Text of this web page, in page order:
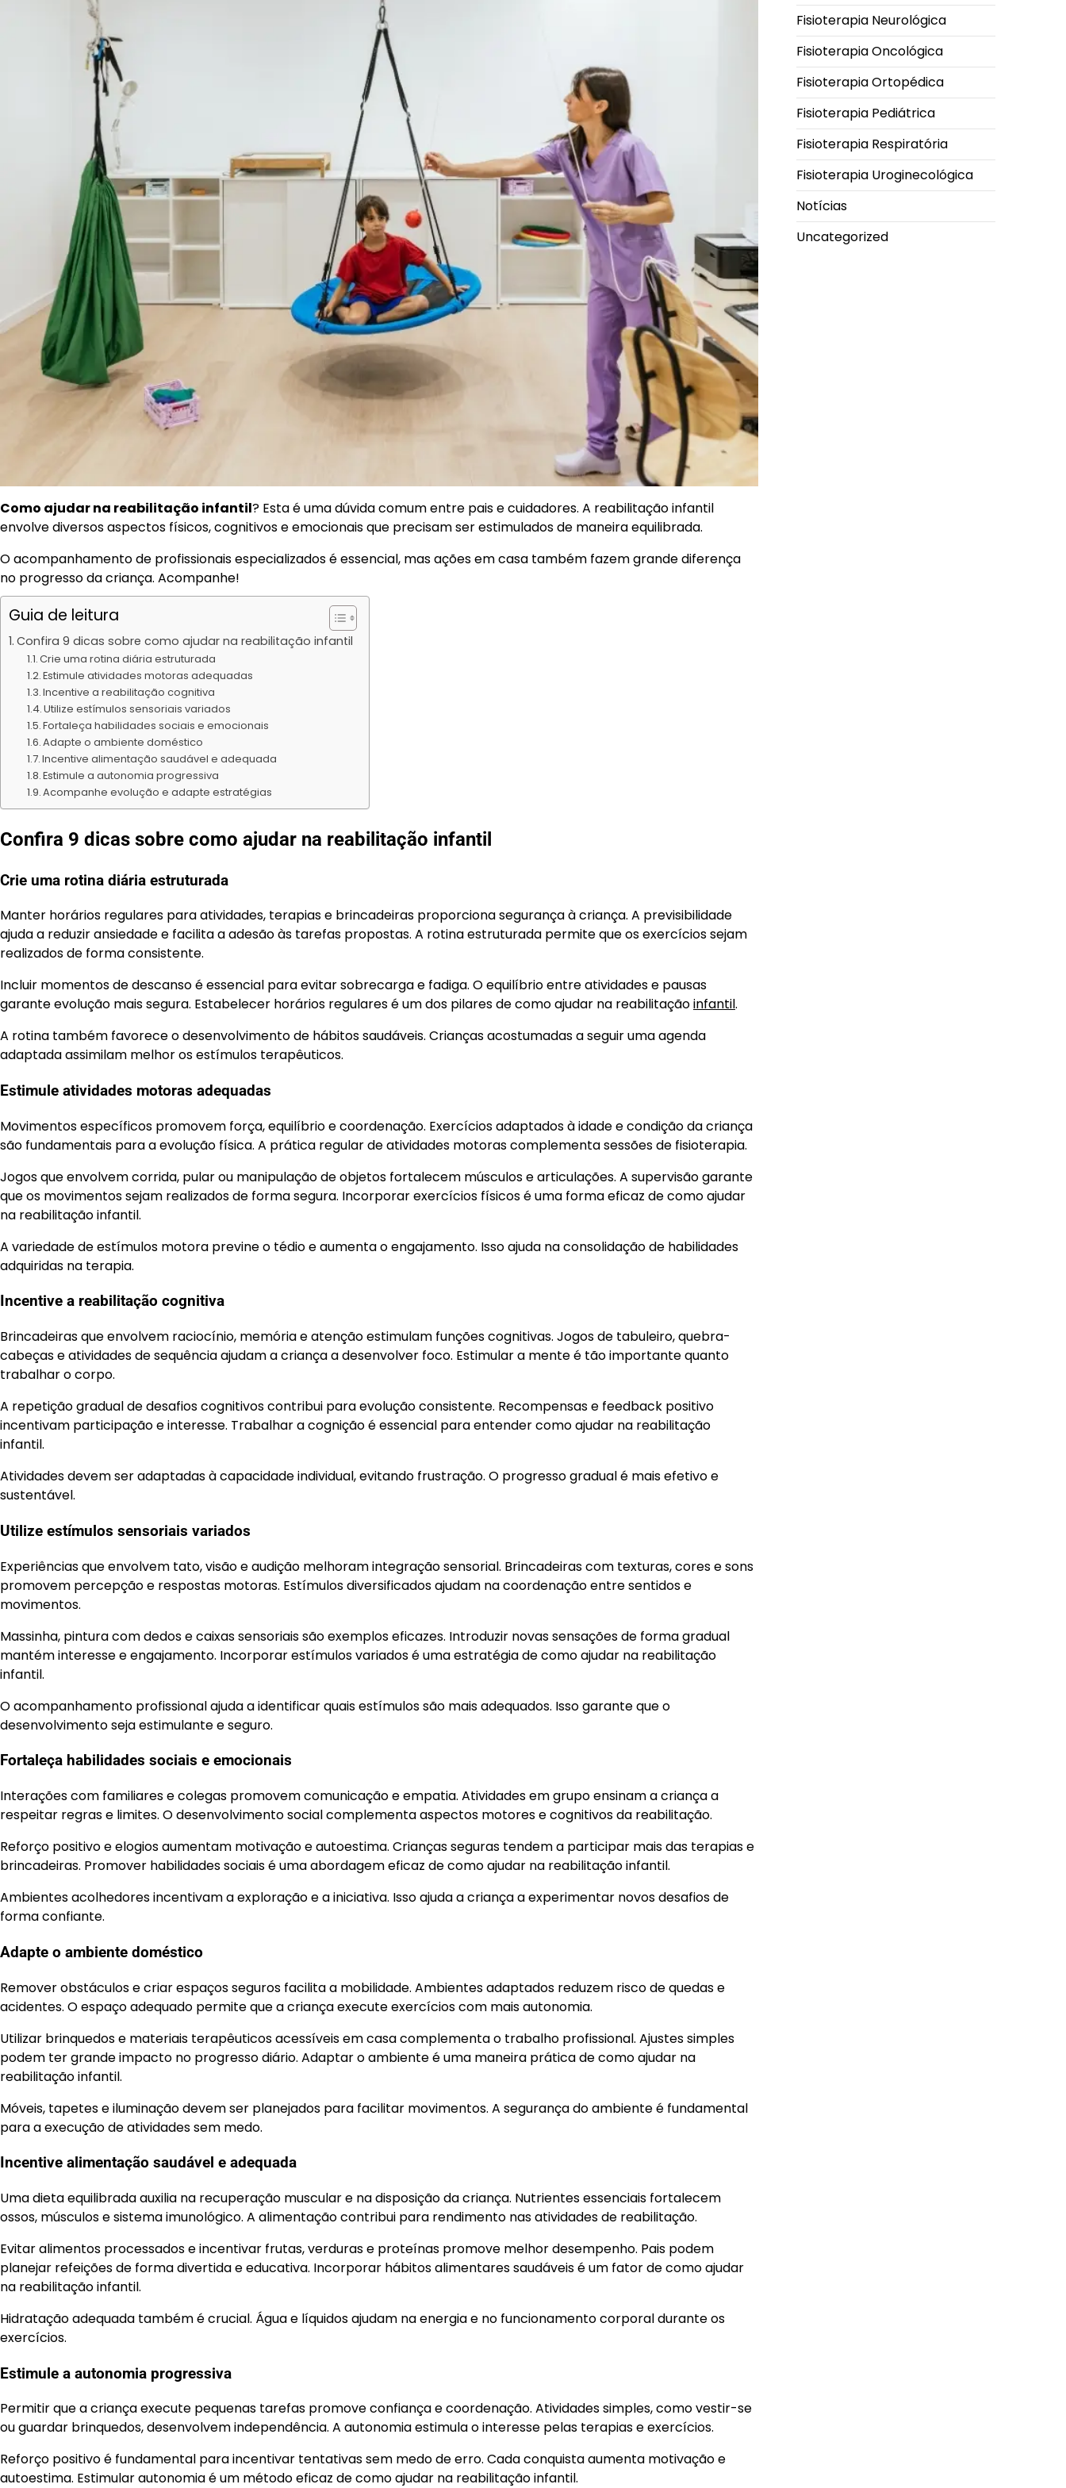
Como ajudar na reabilitação infantil? Esta é uma dúvida comum entre pais e cuidadores. A reabilitação infantil
envolve diversos aspectos físicos, cognitivos e emocionais que precisam ser estimulados de maneira equilibrada.
O acompanhamento de profissionais especializados é essencial, mas ações em casa também fazem grande diferença
no progresso da criança. Acompanhe!
Guia de leitura
Confira 9 dicas sobre como ajudar na reabilitação infantil
Crie uma rotina diária estruturada
Estimule atividades motoras adequadas
Incentive a reabilitação cognitiva
Utilize estímulos sensoriais variados
Fortaleça habilidades sociais e emocionais
Adapte o ambiente doméstico
Incentive alimentação saudável e adequada
Estimule a autonomia progressiva
Acompanhe evolução e adapte estratégias
Confira 9 dicas sobre como ajudar na reabilitação infantil
Crie uma rotina diária estruturada
Manter horários regulares para atividades, terapias e brincadeiras proporciona segurança à criança. A previsibilidade
ajuda a reduzir ansiedade e facilita a adesão às tarefas propostas. A rotina estruturada permite que os exercícios sejam
realizados de forma consistente.
Incluir momentos de descanso é essencial para evitar sobrecarga e fadiga. O equilíbrio entre atividades e pausas
garante evolução mais segura. Estabelecer horários regulares é um dos pilares de como ajudar na reabilitaçãoinfantil.
A rotina também favorece o desenvolvimento de hábitos saudáveis. Crianças acostumadas a seguir uma agenda
adaptada assimilam melhor os estímulos terapêuticos.
Estimule atividades motoras adequadas
Movimentos específicos promovem força, equilíbrio e coordenação. Exercícios adaptados à idade e condição da criança
são fundamentais para a evolução física. A prática regular de atividades motoras complementa sessões de fisioterapia.
Jogos que envolvem corrida, pular ou manipulação de objetos fortalecem músculos e articulações. A supervisão garante
que os movimentos sejam realizados de forma segura. Incorporar exercícios físicos é uma forma eficaz de como ajudar
na reabilitação infantil.
A variedade de estímulos motora previne o tédio e aumenta o engajamento. Isso ajuda na consolidação de habilidades
adquiridas na terapia.
Incentive a reabilitação cognitiva
Brincadeiras que envolvem raciocínio, memória e atenção estimulam funções cognitivas. Jogos de tabuleiro, quebra-
cabeças e atividades de sequência ajudam a criança a desenvolver foco. Estimular a mente é tão importante quanto
trabalhar o corpo.
A repetição gradual de desafios cognitivos contribui para evolução consistente. Recompensas e feedback positivo
incentivam participação e interesse. Trabalhar a cognição é essencial para entender como ajudar na reabilitação
infantil.
Atividades devem ser adaptadas à capacidade individual, evitando frustração. O progresso gradual é mais efetivo e
sustentável.
Utilize estímulos sensoriais variados
Experiências que envolvem tato, visão e audição melhoram integração sensorial. Brincadeiras com texturas, cores e sons
promovem percepção e respostas motoras. Estímulos diversificados ajudam na coordenação entre sentidos e
movimentos.
Massinha, pintura com dedos e caixas sensoriais são exemplos eficazes. Introduzir novas sensações de forma gradual
mantém interesse e engajamento. Incorporar estímulos variados é uma estratégia de como ajudar na reabilitação
infantil.
O acompanhamento profissional ajuda a identificar quais estímulos são mais adequados. Isso garante que o
desenvolvimento seja estimulante e seguro.
Fortaleça habilidades sociais e emocionais
Interações com familiares e colegas promovem comunicação e empatia. Atividades em grupo ensinam a criança a
respeitar regras e limites. O desenvolvimento social complementa aspectos motores e cognitivos da reabilitação.
Reforço positivo e elogios aumentam motivação e autoestima. Crianças seguras tendem a participar mais das terapias e
brincadeiras. Promover habilidades sociais é uma abordagem eficaz de como ajudar na reabilitação infantil.
Ambientes acolhedores incentivam a exploração e a iniciativa. Isso ajuda a criança a experimentar novos desafios de
forma confiante.
Adapte o ambiente doméstico
Remover obstáculos e criar espaços seguros facilita a mobilidade. Ambientes adaptados reduzem risco de quedas e
acidentes. O espaço adequado permite que a criança execute exercícios com mais autonomia.
Utilizar brinquedos e materiais terapêuticos acessíveis em casa complementa o trabalho profissional. Ajustes simples
podem ter grande impacto no progresso diário. Adaptar o ambiente é uma maneira prática de como ajudar na
reabilitação infantil.
Móveis, tapetes e iluminação devem ser planejados para facilitar movimentos. A segurança do ambiente é fundamental
para a execução de atividades sem medo.
Incentive alimentação saudável e adequada
Uma dieta equilibrada auxilia na recuperação muscular e na disposição da criança. Nutrientes essenciais fortalecem
ossos, músculos e sistema imunológico. A alimentação contribui para rendimento nas atividades de reabilitação.
Evitar alimentos processados e incentivar frutas, verduras e proteínas promove melhor desempenho. Pais podem
planejar refeições de forma divertida e educativa. Incorporar hábitos alimentares saudáveis é um fator de como ajudar
na reabilitação infantil.
Hidratação adequada também é crucial. Água e líquidos ajudam na energia e no funcionamento corporal durante os
exercícios.
Estimule a autonomia progressiva
Permitir que a criança execute pequenas tarefas promove confiança e coordenação. Atividades simples, como vestir-se
ou guardar brinquedos, desenvolvem independência. A autonomia estimula o interesse pelas terapias e exercícios.
Reforço positivo é fundamental para incentivar tentativas sem medo de erro. Cada conquista aumenta motivação e
autoestima. Estimular autonomia é um método eficaz de como ajudar na reabilitação infantil.
Fisioterapia Neurológica
Fisioterapia Oncológica
Fisioterapia Ortopédica
Fisioterapia Pediátrica
Fisioterapia Respiratória
Fisioterapia Uroginecológica
Notícias
Uncategorized